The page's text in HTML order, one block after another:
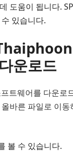
도움이 됩니다.
있습니다.
다운로드
트웨어를 다운로
바른 파일로 이동
볼 수 있습니다.